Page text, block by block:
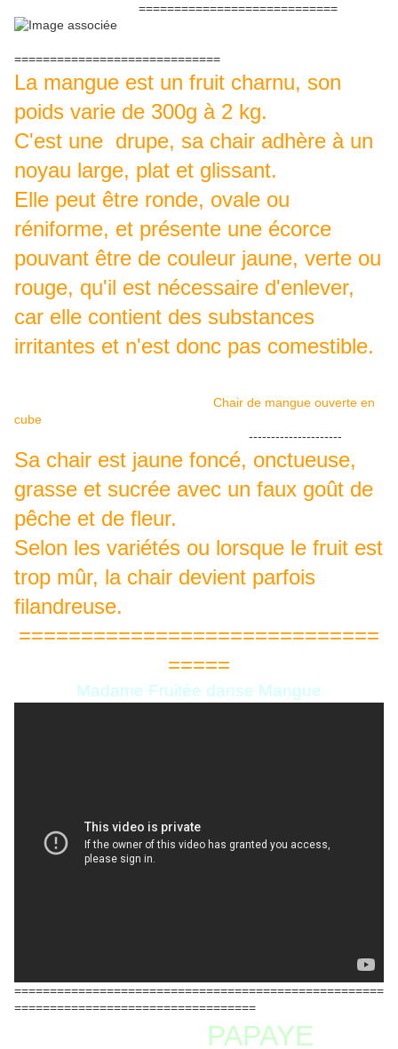
============================
=============================
La mangue est un fruit charnu, son
poids varie de 300g à 2 kg.
C'est une drupe, sa chair adhère à un
noyau large, plat et glissant.
Elle peut être ronde, ovale ou
réniforme, et présente une écorce
pouvant être de couleur jaune, verte ou
rouge, qu'il est nécessaire d'enlever,
car elle contient des substances
irritantes et n'est donc pas comestible.
Chair de mangue ouverte en
cube
---------------------
Sa chair est jaune foncé, onctueuse,
grasse et sucrée avec un faux goût de
pêche et de fleur.
Selon les variétés ou lorsque le fruit est
trop mûr, la chair devient parfois
filandreuse.
=============================
=====
Madame Fruitée danse Mangue
====================================================
==================================
PAPAYE